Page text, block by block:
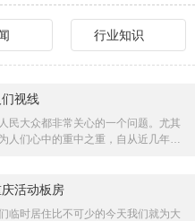
行业知识
视线
民大众都非常关心的一个问题。尤其
人们心中的重中之重，自从近几年
活动板房
临时居住比不可少的今天我们就为大